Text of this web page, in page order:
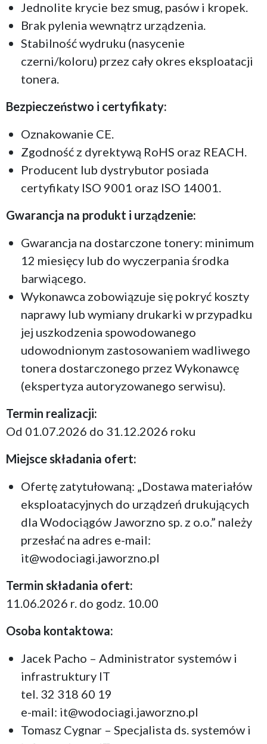
Jednolite krycie bez smug, pasów i kropek.
Brak pylenia wewnątrz urządzenia.
Stabilność wydruku (nasycenie
czerni/koloru) przez cały okres eksploatacji
tonera.
Bezpieczeństwo i certyfikaty:
Oznakowanie CE.
Zgodność z dyrektywą RoHS oraz REACH.
Producent lub dystrybutor posiada
certyfikaty ISO 9001 oraz ISO 14001.
Gwarancja na produkt i urządzenie:
Gwarancja na dostarczone tonery: minimum
12 miesięcy lub do wyczerpania środka
barwiącego.
Wykonawca zobowiązuje się pokryć koszty
naprawy lub wymiany drukarki w przypadku
jej uszkodzenia spowodowanego
udowodnionym zastosowaniem wadliwego
tonera dostarczonego przez Wykonawcę
(ekspertyza autoryzowanego serwisu).
Termin realizacji:
Od 01.07.2026 do 31.12.2026 roku
Miejsce składania ofert:
Ofertę zatytułowaną: „Dostawa materiałów
eksploatacyjnych do urządzeń drukujących
dla Wodociągów Jaworzno sp. z o.o.” należy
przesłać na adres e-mail:
it@wodociagi.jaworzno.pl
Termin składania ofert:
11.06.2026 r. do godz. 10.00
Osoba kontaktowa:
Jacek Pacho – Administrator systemów i
infrastruktury IT
tel. 32 318 60 19
e-mail: it@wodociagi.jaworzno.pl
Tomasz Cygnar – Specjalista ds. systemów i